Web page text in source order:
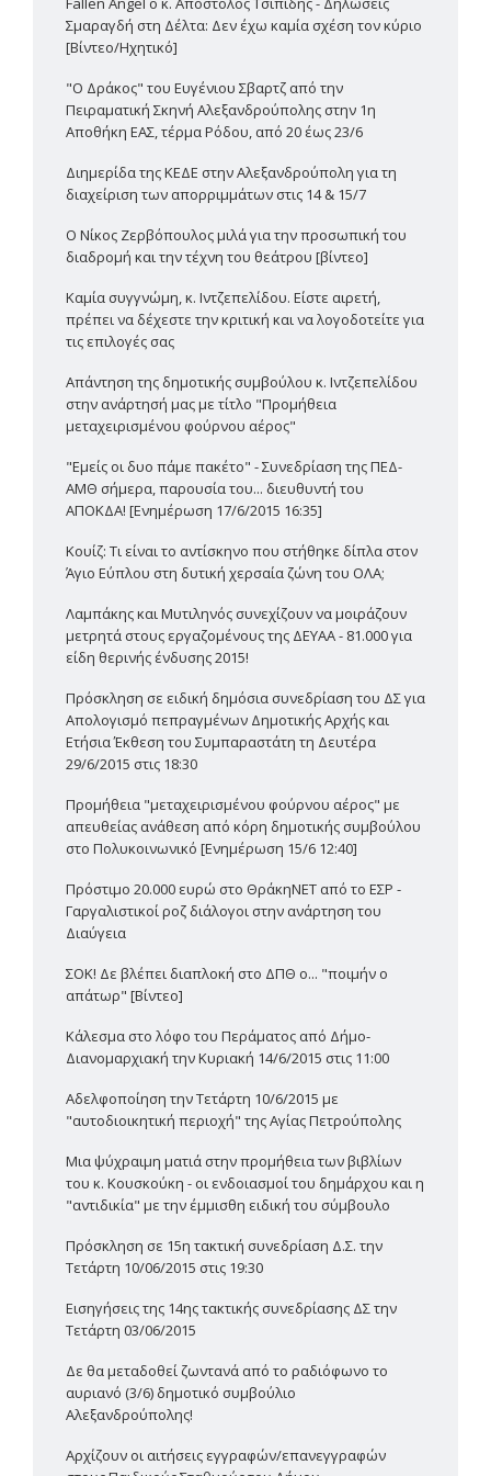
Σμαραγδή στη Δέλτα: Δεν έχω καμία σχέση τον κύριο
[Βίντεο/Ηχητικό]
"Ο Δράκος" του Ευγένιου Σβαρτζ από την
Πειραματική Σκηνή Αλεξανδρούπολης στην 1η
Αποθήκη ΕΑΣ, τέρμα Ρόδου, από 20 έως 23/6
Διημερίδα της ΚΕΔΕ στην Αλεξανδρούπολη για τη
διαχείριση των απορριμμάτων στις 14 & 15/7
Ο Νίκος Ζερβόπουλος μιλά για την προσωπική του
διαδρομή και την τέχνη του θεάτρου [βίντεο]
Καμία συγγνώμη, κ. Ιντζεπελίδου. Είστε αιρετή,
πρέπει να δέχεστε την κριτική και να λογοδοτείτε για
τις επιλογές σας
Απάντηση της δημοτικής συμβούλου κ. Ιντζεπελίδου
στην ανάρτησή μας με τίτλο "Προμήθεια
μεταχειρισμένου φούρνου αέρος"
"Εμείς οι δυο πάμε πακέτο" - Συνεδρίαση της ΠΕΔ-
ΑΜΘ σήμερα, παρουσία του... διευθυντή του
ΑΠΟΚΔΑ! [Ενημέρωση 17/6/2015 16:35]
Κουίζ: Τι είναι το αντίσκηνο που στήθηκε δίπλα στον
Άγιο Εύπλου στη δυτική χερσαία ζώνη του ΟΛΑ;
Λαμπάκης και Μυτιληνός συνεχίζουν να μοιράζουν
μετρητά στους εργαζομένους της ΔΕΥΑΑ - 81.000 για
είδη θερινής ένδυσης 2015!
Πρόσκληση σε ειδική δημόσια συνεδρίαση του ΔΣ για
Απολογισμό πεπραγμένων Δημοτικής Αρχής και
Ετήσια Έκθεση του Συμπαραστάτη τη Δευτέρα
29/6/2015 στις 18:30
Προμήθεια "μεταχειρισμένου φούρνου αέρος" με
απευθείας ανάθεση από κόρη δημοτικής συμβούλου
στο Πολυκοινωνικό [Ενημέρωση 15/6 12:40]
Πρόστιμο 20.000 ευρώ στο ΘράκηΝΕΤ από το ΕΣΡ -
Γαργαλιστικοί ροζ διάλογοι στην ανάρτηση του
Διαύγεια
ΣΟΚ! Δε βλέπει διαπλοκή στο ΔΠΘ ο... "ποιμήν ο
απάτωρ" [Βίντεο]
Κάλεσμα στο λόφο του Περάματος από Δήμο-
Διανομαρχιακή την Κυριακή 14/6/2015 στις 11:00
Αδελφοποίηση την Τετάρτη 10/6/2015 με
"αυτοδιοικητική περιοχή" της Αγίας Πετρούπολης
Μια ψύχραιμη ματιά στην προμήθεια των βιβλίων
του κ. Κουσκούκη - οι ενδοιασμοί του δημάρχου και η
"αντιδικία" με την έμμισθη ειδική του σύμβουλο
Πρόσκληση σε 15η τακτική συνεδρίαση Δ.Σ. την
Τετάρτη 10/06/2015 στις 19:30
Εισηγήσεις της 14ης τακτικής συνεδρίασης ΔΣ την
Τετάρτη 03/06/2015
Δε θα μεταδοθεί ζωντανά από το ραδιόφωνο το
αυριανό (3/6) δημοτικό συμβούλιο
Αλεξανδρούπολης!
Αρχίζουν οι αιτήσεις εγγραφών/επανεγγραφών